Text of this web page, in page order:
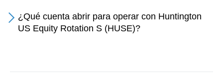
¿Qué cuenta abrir para operar con Huntington
US Equity Rotation S (HUSE)?